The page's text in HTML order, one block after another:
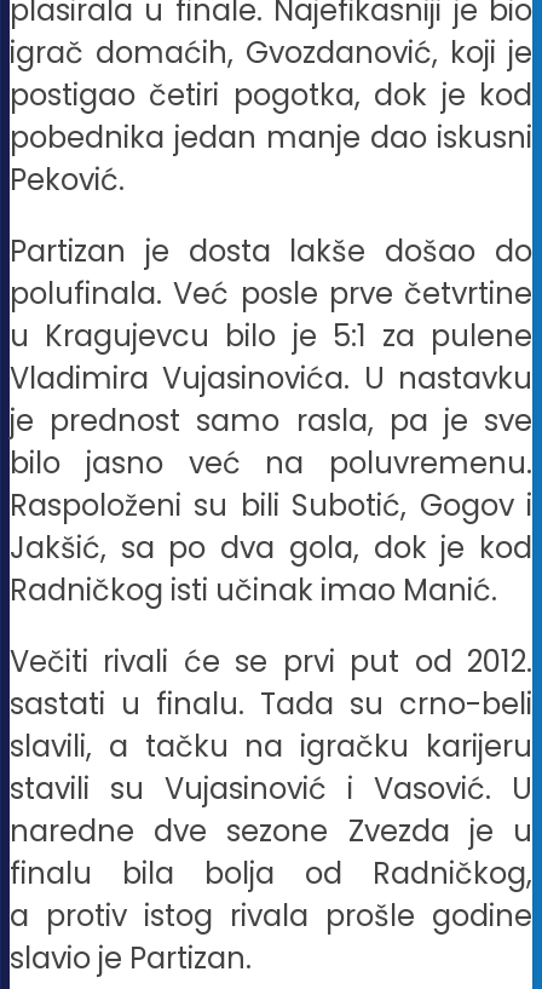
plasirala u finale. Najefikasniji je bio
igrač domaćih, Gvozdanović, koji je
postigao četiri pogotka, dok je kod
pobednika jedan manje dao iskusni
Peković.
Partizan je dosta lakše došao do
polufinala. Već posle prve četvrtine
u Kragujevcu bilo je 5:1 za pulene
Vladimira Vujasinovića. U nastavku
je prednost samo rasla, pa je sve
bilo jasno već na poluvremenu.
Raspoloženi su bili Subotić, Gogov i
Jakšić, sa po dva gola, dok je kod
Radničkog isti učinak imao Manić.
Večiti rivali će se prvi put od 2012.
sastati u finalu. Tada su crno-beli
slavili, a tačku na igračku karijeru
stavili su Vujasinović i Vasović. U
naredne dve sezone Zvezda je u
finalu bila bolja od Radničkog,
a protiv istog rivala prošle godine
slavio je Partizan.